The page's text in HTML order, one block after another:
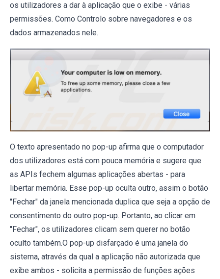
os utilizadores a dar à aplicação que o exibe - várias
permissões. Como Controlo sobre navegadores e os
dados armazenados nele.
O texto apresentado no pop-up afirma que o computador
dos utilizadores está com pouca memória e sugere que
as APIs fechem algumas aplicações abertas - para
libertar memória. Esse pop-up oculta outro, assim o botão
"Fechar" da janela mencionada duplica que seja a opção de
consentimento do outro pop-up. Portanto, ao clicar em
"Fechar", os utilizadores clicam sem querer no botão
oculto também.O pop-up disfarçado é uma janela do
sistema, através da qual a aplicação não autorizada que
exibe ambos - solicita a permissão de funções ações